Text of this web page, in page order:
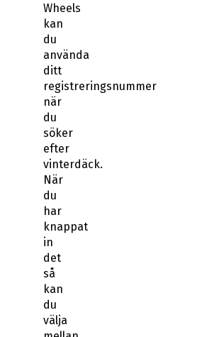
Wheels
kan
du
använda
ditt
registreringsnummer
när
du
söker
efter
vinterdäck.
När
du
har
knappat
in
det
så
kan
du
välja